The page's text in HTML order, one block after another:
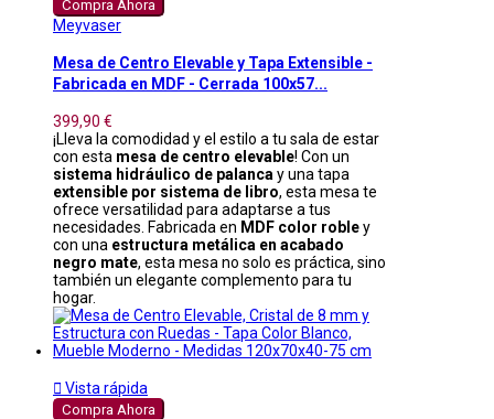
Compra Ahora
Meyvaser
Mesa de Centro Elevable y Tapa Extensible -
Fabricada en MDF - Cerrada 100x57...
399,90 €
¡Lleva la comodidad y el estilo a tu sala de estar
con esta mesa de centro elevable! Con un
sistema hidráulico de palanca y una tapa
extensible por sistema de libro, esta mesa te
ofrece versatilidad para adaptarse a tus
necesidades. Fabricada en MDF color robley
con una estructura metálica en acabado
negro mate, esta mesa no solo es práctica, sino
también un elegante complemento para tu
hogar.
 Vista rápida
Compra Ahora